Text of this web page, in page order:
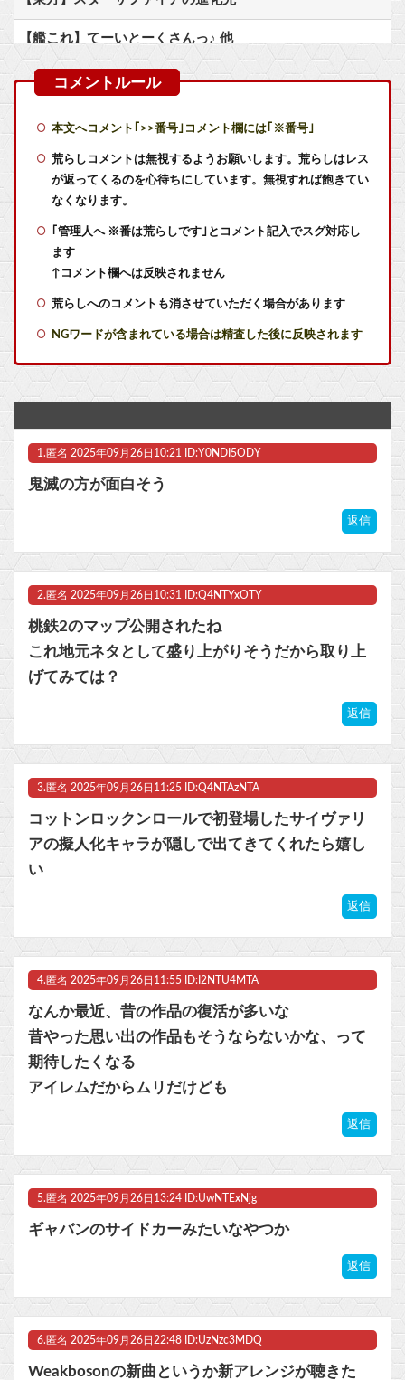
【艦これ】てーいとーくさんっ♪ 他
【艦これ】でもイベントのたびに思うんだ 空母機動部隊ってクソだわ！
Switch2版『モンハンワイルズ』の動作環境が判明！
【朗報】 献血しながら引いたガチャがまさかの結果に
ファイファン5で唯一学んだことｗｗｗｗｗｗｗｗ
サイバスターが一番輝いてたスパロボ
【ラブライブ！】LuckyFes'26配信中！他
RPGでレベル上げまくってボスも余裕にするやつｗｗｗｗ
【画像】なろう主人公さん、ガチでとんでもない理由で追放されるwww他
ビットコイン再び1600万円へ。ドル円は147円に
本文へコメント｢>>番号｣コメント欄には｢※番号｣
荒らしコメントは無視するようお願いします。荒らしはレス
が返ってくるのを心待ちにしています。無視すれば飽きてい
なくなります。
｢管理人へ ※番は荒らしです｣とコメント記入でスグ対応し
ます
↑コメント欄へは反映されません
荒らしへのコメントも消させていただく場合があります
NGワードが含まれている場合は精査した後に反映されます
1. 匿名 2025年09月26日10:21 ID:Y0NDI5ODY
鬼滅の方が面白そう
返信
2. 匿名 2025年09月26日10:31 ID:Q4NTYxOTY
桃鉄2のマップ公開されたね
これ地元ネタとして盛り上がりそうだから取り上
げてみては？
返信
3. 匿名 2025年09月26日11:25 ID:Q4NTAzNTA
コットンロックンロールで初登場したサイヴァリ
アの擬人化キャラが隠しで出てきてくれたら嬉し
い
返信
4. 匿名 2025年09月26日11:55 ID:I2NTU4MTA
なんか最近、昔の作品の復活が多いな
昔やった思い出の作品もそうならないかな、って
期待したくなる
アイレムだからムリだけども
返信
5. 匿名 2025年09月26日13:24 ID:UwNTExNjg
ギャバンのサイドカーみたいなやつか
返信
6. 匿名 2025年09月26日22:48 ID:UzNzc3MDQ
Weakbosonの新曲というか新アレンジが聴きた